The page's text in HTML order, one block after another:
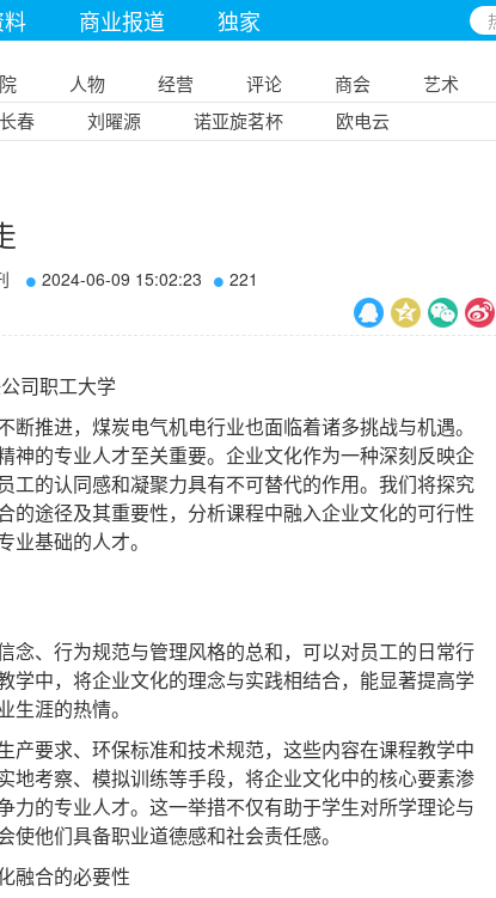
商业报道 独家
人物 经营 评论 商会
艺术
春 刘曜源 诺亚旋茗杯 欧电云
2024-06-09 15:02:23 221
司职工大学
推进，煤炭电气机电行业也面临着诸多挑战与机遇。
神的专业人才至关重要。企业文化作为一种深刻反映企
工的认同感和凝聚力具有不可替代的作用。我们将探究
的途径及其重要性，分析课程中融入企业文化的可行性
基础的人才。
、行为规范与管理风格的总和，可以对员工的日常行
学中，将企业文化的理念与实践相结合，能显著提高学
涯的热情。
要求、环保标准和技术规范，这些内容在课程教学中
地考察、模拟训练等手段，将企业文化中的核心要素渗
力的专业人才。这一举措不仅有助于学生对所学理论与
他们具备职业道德感和社会责任感。
融合的必要性